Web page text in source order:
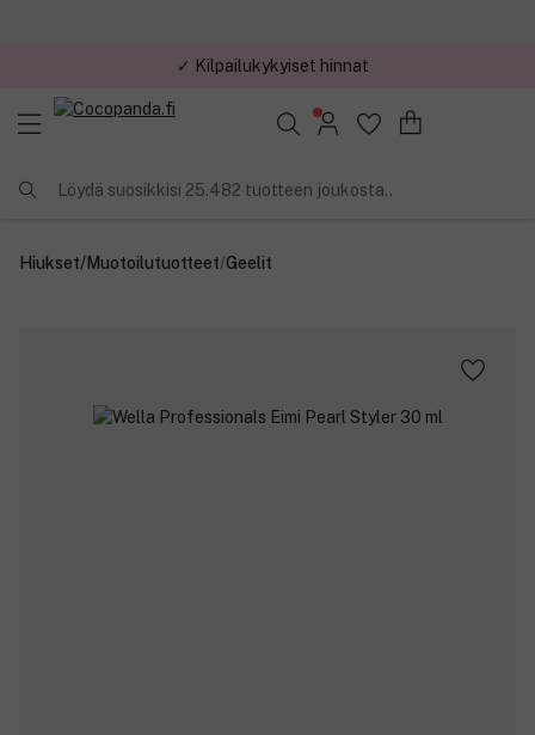
✓ Kilpailukykyiset hinnat
Löydä suosikkisi 25.482 tuotteen joukosta..
Hiukset/Muotoilutuotteet/Geelit